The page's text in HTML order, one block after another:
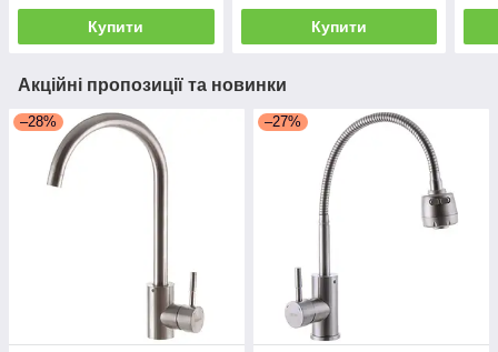
Купити Купити
Акційні пропозиції та новинки
–28% –27%